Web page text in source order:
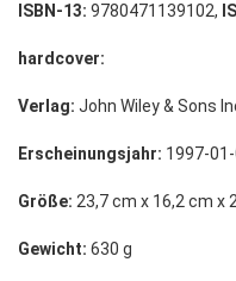
ISBN-13: 9780471139102,
hardcover:
Verlag: John Wiley & Sons
Erscheinungsjahr: 1997-01-
Größe: 23,7 cm x 16,2 cm x
Gewicht: 630 g